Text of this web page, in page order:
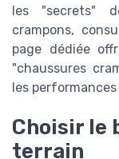
les "secrets"
crampons,
page dédiée
"chaussures
les
Choisir le
terrain